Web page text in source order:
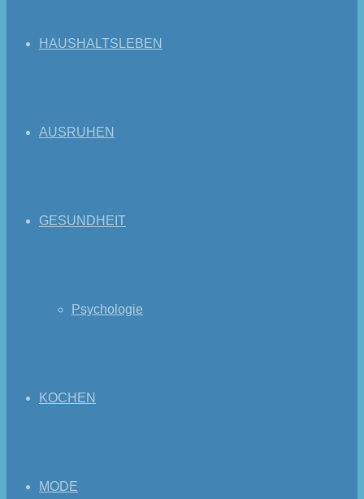
HAUSHALTSLEBEN
AUSRUHEN
GESUNDHEIT
Psychologie
KOCHEN
MODE